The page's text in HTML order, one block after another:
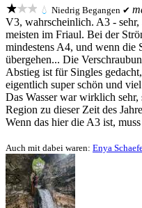
★★★ 💧 Niedrig Begangen ✔
V3, wahrscheinlich. A3 - sehr,
meisten im Friaul. Bei der
mindestens A4, und wenn die
übergehen... Die
Abstieg ist für Singles
eigentlich super schön und
Das Wasser war wirklich
Region zu dieser Zeit des
Wenn das hier die A3 ist,
Auch mit dabei waren: Enya